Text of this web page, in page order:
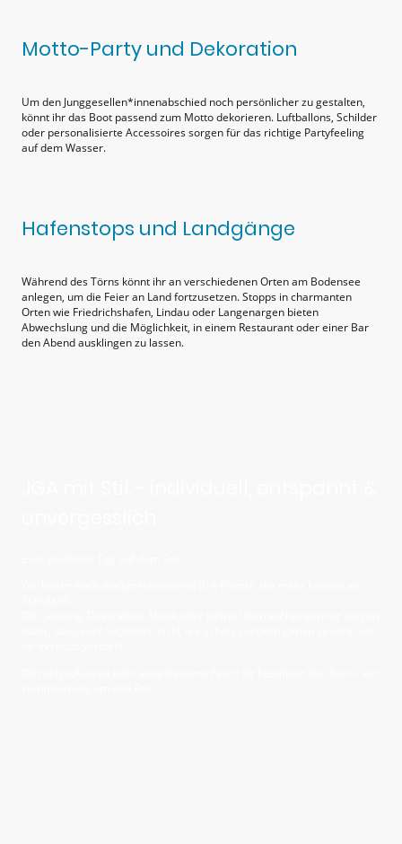
Motto-Party und Dekoration
Um den Junggesellen*innenabschied noch persönlicher zu gestalten,
könnt ihr das Boot passend zum Motto dekorieren. Luftballons, Schilder
oder personalisierte Accessoires sorgen für das richtige Partyfeeling
auf dem Wasser.
Hafenstops und Landgänge
Während des Törns könnt ihr an verschiedenen Orten am Bodensee
anlegen, um die Feier an Land fortzusetzen. Stopps in charmanten
Orten wie Friedrichshafen, Lindau oder Langenargen bieten
Abwechslung und die Möglichkeit, in einem Restaurant oder einer Bar
den Abend ausklingen zu lassen.